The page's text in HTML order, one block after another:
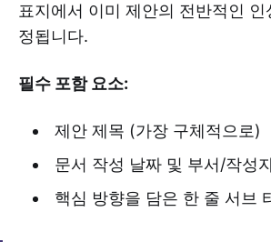
표지에서 이미 제안의 전반적인 인
정됩니다.
필수 포함 요소:
제안 제목 (가장 구체적으로)
문서 작성 날짜 및 부서/작성
핵심 방향을 담은 한 줄 서브